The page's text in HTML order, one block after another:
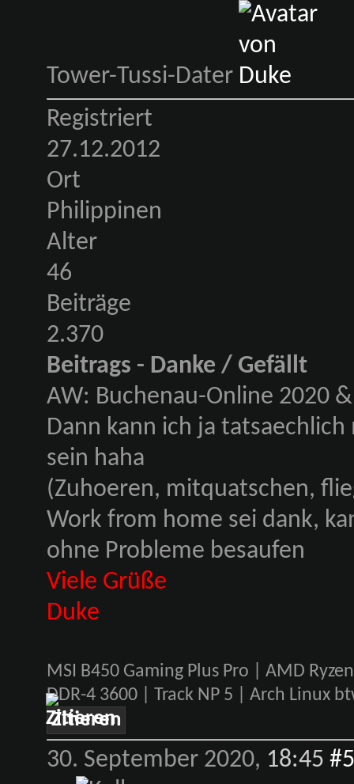
Tower-Tussi-Dater
Registriert
27.12.2012
Ort
Philippinen
Alter
46
Beiträge
2.370
Beitrags - Danke / Gefällt
AW: Buchenau-Online 2020
Dann kann ich ja
sein haha
(Zuhoeren, mitquatschen,
Work from home sei dank,
ohne Probleme besaufen
Viele Grüße
Duke
MSI B450 Gaming Plus Pro | AMD
DDR-4 3600 | Track NP 5 | Arch Linux
Zitieren
30. September 2020, 18:45 #5